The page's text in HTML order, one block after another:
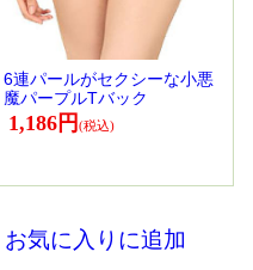
6連パールがセクシーな小悪
魔パープルTバック
1,186円
お気に入りに追加